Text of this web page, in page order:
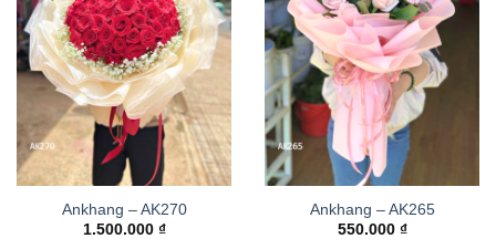
Ankhang – AK270
1.500.000 ₫
Ankhang – AK265
550.000 ₫